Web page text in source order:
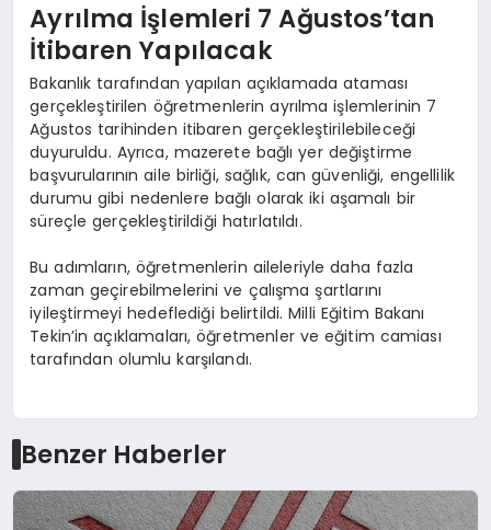
Ayrılma İşlemleri 7 Ağustos’tan
İtibaren Yapılacak
Bakanlık tarafından yapılan açıklamada ataması
gerçekleştirilen öğretmenlerin ayrılma işlemlerinin 7
Ağustos tarihinden itibaren gerçekleştirilebileceği
duyuruldu. Ayrıca, mazerete bağlı yer değiştirme
başvurularının aile birliği, sağlık, can güvenliği, engellilik
durumu gibi nedenlere bağlı olarak iki aşamalı bir
süreçle gerçekleştirildiği hatırlatıldı.
Bu adımların, öğretmenlerin aileleriyle daha fazla
zaman geçirebilmelerini ve çalışma şartlarını
iyileştirmeyi hedeflediği belirtildi. Milli Eğitim Bakanı
Tekin’in açıklamaları, öğretmenler ve eğitim camiası
tarafından olumlu karşılandı.
Benzer Haberler